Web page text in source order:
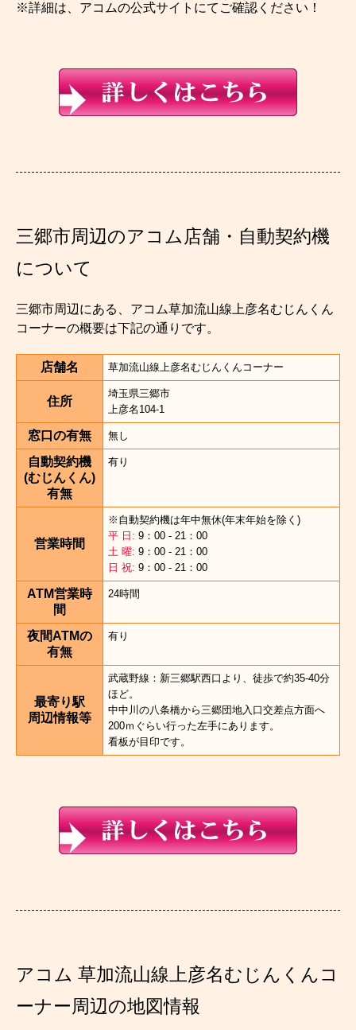
※詳細は、アコムの公式サイトにてご確認ください！
三郷市周辺のアコム店舗・自動契約機
について
三郷市周辺にある、アコム草加流山線上彦名むじんくん
コーナーの概要は下記の通りです。
店舗名 草加流山線上彦名むじんくんコーナー
住所
埼玉県三郷市
上彦名104-1
窓口の有無 無し
自動契約機
(むじんくん)
有無
有り
営業時間
※自動契約機は年中無休(年末年始を除く)
平 日: 9：00 - 21：00
土 曜: 9：00 - 21：00
日 祝: 9：00 - 21：00
ATM営業時
間
24時間
夜間ATMの
有無
有り
最寄り駅
周辺情報等
武蔵野線：新三郷駅西口より、徒歩で約35-40分
ほど。
中中川の八条橋から三郷団地入口交差点方面へ
200ｍぐらい行った左手にあります。
看板が目印です。
アコム 草加流山線上彦名むじんくんコ
ーナー周辺の地図情報